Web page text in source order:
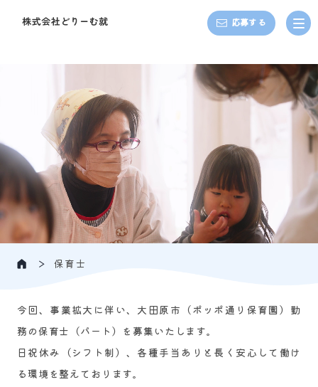
応募する
保育士
今回、事業拡大に伴い、大田原市（ポッポ通り保育園）勤
務の保育士（パート）を募集いたします。
日祝休み（シフト制）、各種手当ありと長く安心して働け
る環境を整えております。